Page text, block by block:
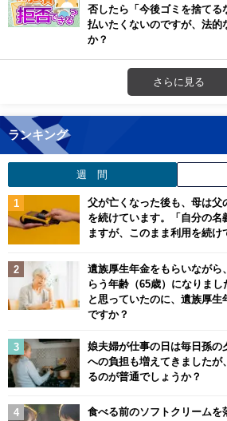
否したら「今後ゴミを捨てる
払いたくないのですが、法的
か？
さらに見る
ランキング
週 間
父が亡くなった後も、母は父
を続けています。「自分の名
ますが、このまま利用を続け
遺族厚生年金をもらいながら
らう年齢（65歳）になりま
と思っていたのに、遺族厚
ですか？
娘夫婦が仕事の日は毎日孫の
への負担も増えてきましたが
るのが普通でしょうか？
食べる前のソフトクリームを